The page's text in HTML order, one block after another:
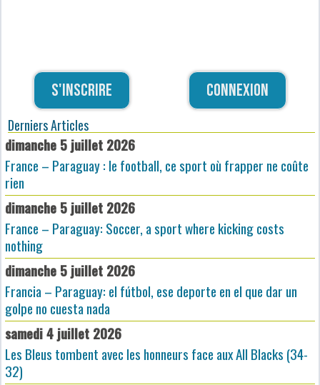
S'inscrire Connexion
Derniers Articles
dimanche 5 juillet 2026
France – Paraguay : le football, ce sport où frapper ne coûte
rien
dimanche 5 juillet 2026
France – Paraguay: Soccer, a sport where kicking costs
nothing
dimanche 5 juillet 2026
Francia – Paraguay: el fútbol, ese deporte en el que dar un
golpe no cuesta nada
samedi 4 juillet 2026
Les Bleus tombent avec les honneurs face aux All Blacks (34-
32)